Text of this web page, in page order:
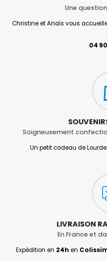
Une
Christine et Anaïs vous
04
Soigneusement
Un petit cadeau de
LIVRAISON
En France et
Expédition en 24h en